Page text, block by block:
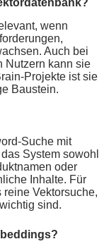
wenn
Auch bei
Nutzern kann sie
Projekte ist sie
Baustein.
Suche mit
System sowohl
oder
Inhalte. Für
Vektorsuche,
sind.